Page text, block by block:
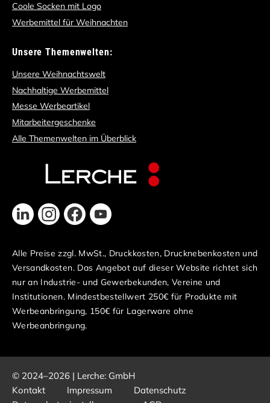
Coole Socken mit Logo
Werbemittel für Weihnachten
Unsere Themenwelten:
Unsere Weihnachtswelt
Nachhaltige Werbemittel
Messe Werbeartikel
Mitarbeitergeschenke
Alle Themenwelten im Überblick
Alle Preise zzgl. MwSt., Druckkosten, Drucknebenkosten und
Versandkosten. Das Angebot auf dieser Website richtet sich
nur an Industrie- und Gewerbekunden, Vereine und
Institutionen. Mindestbestellwert 250€ für Produkte mit
Werbeanbringung, 150€ für Lagerware ohne
Werbeanbringung.
© 2024–2026 | Lerche: GmbH
Kontakt
Impressum
Datenschutz